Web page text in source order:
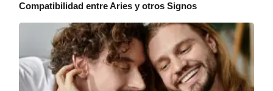
Compatibilidad entre Aries y otros Signos